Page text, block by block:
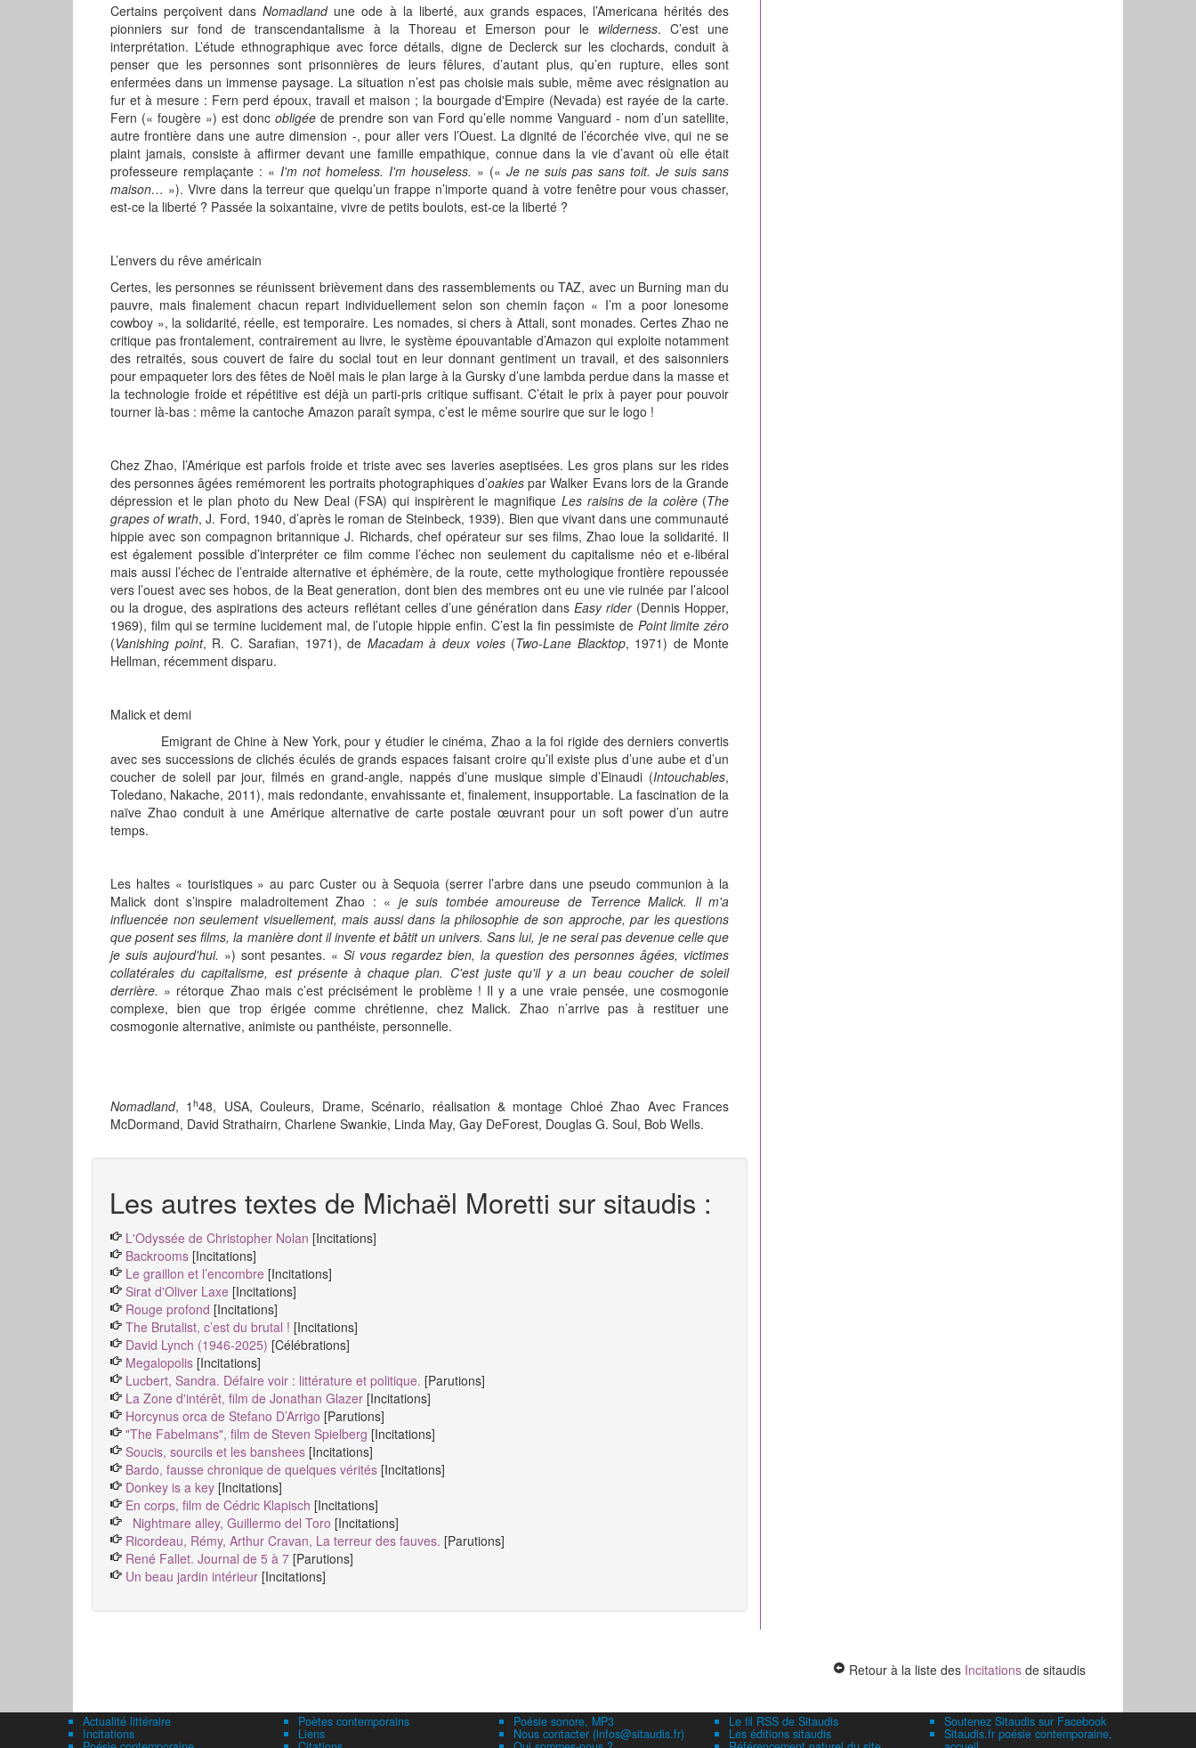
Certains perçoivent dansNomadland une ode à la liberté, aux grands espaces, l’Americana hérités des
pionniers sur fond de transcendantalisme à la Thoreau et Emerson pour le wilderness. C’est une
interprétation. L’étude ethnographique avec force détails, digne de Declerck sur les clochards, conduit à
penser que les personnes sont prisonnières de leurs fêlures, d’autant plus, qu’en rupture, elles sont
enfermées dans un immense paysage. La situation n’est pas choisie mais subie, même avec résignation au
fur et à mesure : Fern perd époux, travail et maison ; la bourgade d'Empire (Nevada) est rayée de la carte.
Fern (« fougère ») est doncobligée de prendre son van Ford qu’elle nomme Vanguard - nom d’un satellite,
autre frontière dans une autre dimension -, pour aller vers l’Ouest. La dignité de l’écorchée vive, qui ne se
plaint jamais, consiste à affirmer devant une famille empathique, connue dans la vie d’avant où elle était
professeure remplaçante : « I'm not homeless. I'm houseless. » («Je ne suis pas sans toit. Je suis sans
maison… »). Vivre dans la terreur que quelqu’un frappe n’importe quand à votre fenêtre pour vous chasser,
est-ce la liberté ? Passée la soixantaine, vivre de petits boulots, est-ce la liberté ?
L’envers du rêve américain
Certes, les personnes se réunissent brièvement dans des rassemblements ou TAZ, avec un Burning man du
pauvre, mais finalement chacun repart individuellement selon son chemin façon « I’m a poor lonesome
cowboy », la solidarité, réelle, est temporaire. Les nomades, si chers à Attali, sont monades. Certes Zhao ne
critique pas frontalement, contrairement au livre, le système épouvantable d’Amazon qui exploite notamment
des retraités, sous couvert de faire du social tout en leur donnant gentiment un travail, et des saisonniers
pour empaqueter lors des fêtes de Noël mais le plan large à la Gursky d’une lambda perdue dans la masse et
la technologie froide et répétitive est déjà un parti-pris critique suffisant. C’était le prix à payer pour pouvoir
tourner là-bas : même la cantoche Amazon paraît sympa, c’est le même sourire que sur le logo !
Chez Zhao, l’Amérique est parfois froide et triste avec ses laveries aseptisées. Les gros plans sur les rides
des personnes âgées remémorent les portraits photographiques d’oakies par Walker Evans lors de la Grande
dépression et le plan photo du New Deal (FSA) qui inspirèrent le magnifique Les raisins de la colère (The
grapes of wrath, J. Ford, 1940, d’après le roman de Steinbeck, 1939). Bien que vivant dans une communauté
hippie avec son compagnon britannique J. Richards, chef opérateur sur ses films, Zhao loue la solidarité. Il
est également possible d’interpréter ce film comme l’échec non seulement du capitalisme néo et e-libéral
mais aussi l’échec de l’entraide alternative et éphémère, de la route, cette mythologique frontière repoussée
vers l’ouest avec ses hobos, de la Beat generation, dont bien des membres ont eu une vie ruinée par l’alcool
ou la drogue, des aspirations des acteurs reflétant celles d’une génération dans Easy rider(Dennis Hopper,
1969), film qui se termine lucidement mal, de l’utopie hippie enfin. C’est la fin pessimiste de Point limite zéro
(Vanishing point, R. C. Sarafian, 1971), de Macadam à deux voies (Two-Lane Blacktop, 1971) de Monte
Hellman, récemment disparu.
Malick et demi
Emigrant de Chine à New York, pour y étudier le cinéma, Zhao a la foi rigide des derniers convertis
avec ses successions de clichés éculés de grands espaces faisant croire qu’il existe plus d’une aube et d’un
coucher de soleil par jour, filmés en grand-angle, nappés d’une musique simple d’Einaudi (Intouchables,
Toledano, Nakache, 2011), mais redondante, envahissante et, finalement, insupportable. La fascination de la
naïve Zhao conduit à une Amérique alternative de carte postale œuvrant pour un soft power d’un autre
temps.
Les haltes « touristiques » au parc Custer ou à Sequoia (serrer l’arbre dans une pseudo communion à la
Malick dont s’inspire maladroitement Zhao : « je suis tombée amoureuse de Terrence Malick. Il m'a
influencée non seulement visuellement, mais aussi dans la philosophie de son approche, par les questions
que posent ses films, la manière dont il invente et bâtit un univers. Sans lui, je ne serai pas devenue celle que
je suis aujourd'hui. ») sont pesantes. «Si vous regardez bien, la question des personnes âgées, victimes
collatérales du capitalisme, est présente à chaque plan. C'est juste qu'il y a un beau coucher de soleil
derrière. » rétorque Zhao mais c’est précisément le problème ! Il y a une vraie pensée, une cosmogonie
complexe, bien que trop érigée comme chrétienne, chez Malick. Zhao n’arrive pas à restituer une
cosmogonie alternative, animiste ou panthéiste, personnelle.
Nomadland, 1h48, USA, Couleurs, Drame, Scénario, réalisation & montage Chloé Zhao Avec Frances
McDormand, David Strathairn, Charlene Swankie, Linda May, Gay DeForest, Douglas G. Soul, Bob Wells.
Les autres textes de Michaël Moretti sur sitaudis :
L'Odyssée de Christopher Nolan [Incitations]
Backrooms [Incitations]
Le graillon et l’encombre [Incitations]
Sirat d'Oliver Laxe [Incitations]
Rouge profond [Incitations]
The Brutalist, c’est du brutal ! [Incitations]
David Lynch (1946-2025) [Célébrations]
Megalopolis [Incitations]
Lucbert, Sandra. Défaire voir : littérature et politique. [Parutions]
La Zone d'intérêt, film de Jonathan Glazer [Incitations]
Horcynus orca de Stefano D’Arrigo [Parutions]
"The Fabelmans", film de Steven Spielberg [Incitations]
Soucis, sourcils et les banshees [Incitations]
Bardo, fausse chronique de quelques vérités [Incitations]
Donkey is a key [Incitations]
En corps, film de Cédric Klapisch [Incitations]
Nightmare alley, Guillermo del Toro [Incitations]
Ricordeau, Rémy, Arthur Cravan, La terreur des fauves. [Parutions]
René Fallet. Journal de 5 à 7 [Parutions]
Un beau jardin intérieur [Incitations]
Retour à la liste des Incitations de sitaudis
Actualité littéraire
Incitations
Poètes contemporains
Liens
Poésie sonore, MP3
Nous contacter (infos@sitaudis.fr)
Le fil RSS de Sitaudis
Les éditions sitaudis
Soutenez Sitaudis sur Facebook
Sitaudis.fr poésie contemporaine,